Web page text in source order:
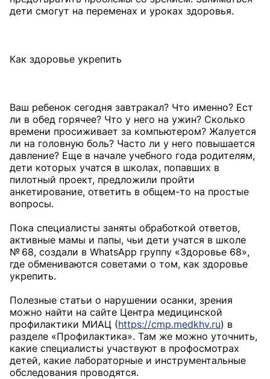
дети смогут на переменах и уроках здоровья.
Как здоровье укрепить
Ваш ребенок сегодня завтракал? Что именно? Ест
ли в обед горячее? Что у него на ужин? Сколько
времени просиживает за компьютером? Жалуется
ли на головную боль? Часто ли у него повышается
давление? Еще в начале учебного года родителям,
дети которых учатся в школах, попавших в
пилотный проект, предложили пройти
анкетирование, ответить в общем-то на простые
вопросы.
Пока специалисты заняты обработкой ответов,
активные мамы и папы, чьи дети учатся в школе
№ 68, создали в WhatsApp группу «Здоровье 68»,
где обмениваются советами о том, как здоровье
укрепить.
Полезные статьи о нарушении осанки, зрения
можно найти на сайте Центра медицинской
профилактики МИАЦ (https://cmp.medkhv.ru) в
разделе «Профилактика». Там же можно уточнить,
какие специалисты участвуют в профосмотрах
детей, какие лабораторные и инструментальные
обследования проводятся.